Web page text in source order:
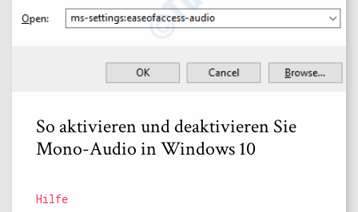
So aktivieren und deaktivieren Sie
Mono-Audio in Windows 10
Hilfe